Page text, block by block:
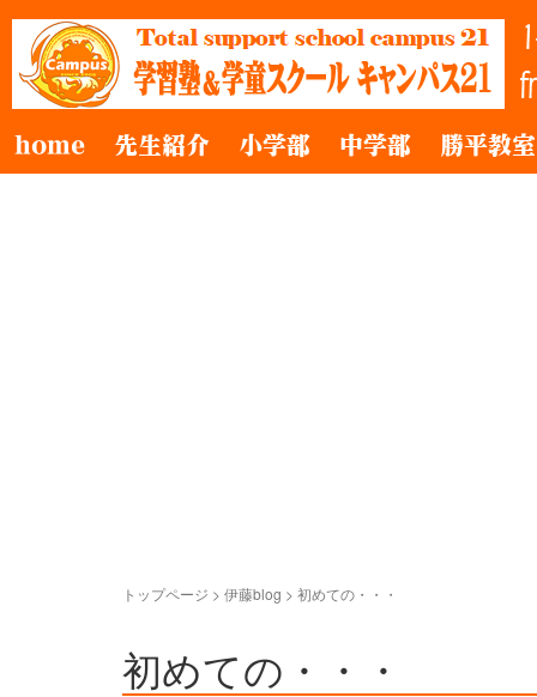
home 先生紹介 小学部 中学部 勝平教室
トップページ > 伊藤blog > 初めての・・・
初めての・・・